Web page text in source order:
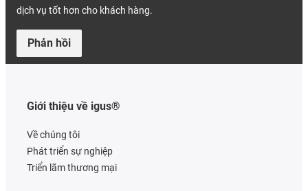
dịch vụ tốt hơn cho khách hàng.
Phản hồi
Giới thiệu về igus®
Về chúng tôi
Phát triển sự nghiệp
Triển lãm thương mại